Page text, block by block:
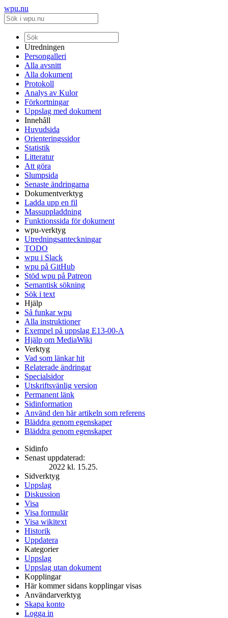
wpu.nu
Utredningen
Persongalleri
Alla avsnitt
Alla dokument
Protokoll
Analys av Kulor
Förkortningar
Uppslag med dokument
Innehåll
Huvudsida
Orienteringssidor
Statistik
Litteratur
Att göra
Slumpsida
Senaste ändringarna
Dokumentverktyg
Ladda upp en fil
Massuppladdning
Funktionssida för dokument
wpu-verktyg
Utredningsanteckningar
TODO
wpu i Slack
wpu på GitHub
Stöd wpu på Patreon
Semantisk sökning
Sök i text
Hjälp
Så funkar wpu
Alla instruktioner
Exempel på uppslag E13-00-A
Hjälp om MediaWiki
Verktyg
Vad som länkar hit
Relaterade ändringar
Specialsidor
Utskriftsvänlig version
Permanent länk
Sidinformation
Använd den här artikeln som referens
Bläddra genom egenskaper
Bläddra genom egenskaper
Sidinfo
Senast uppdaterad:
2022 kl. 15.25.
Sidverktyg
Uppslag
Diskussion
Visa
Visa formulär
Visa wikitext
Historik
Uppdatera
Kategorier
Uppslag
Uppslag utan dokument
Kopplingar
Här kommer sidans kopplingar visas
Användarverktyg
Skapa konto
Logga in